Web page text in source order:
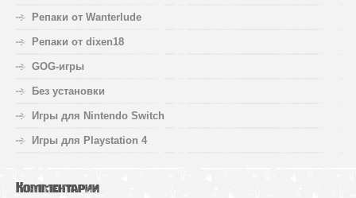
Репаки от Wanterlude
Репаки от dixen18
GOG-игры
Без установки
Игры для Nintendo Switch
Игры для Playstation 4
Комментарии